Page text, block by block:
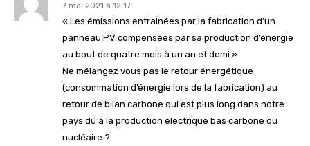
7 mai 2021 à 12:17
« Les émissions entrainées par la fabrication d’un
panneau PV compensées par sa production d’énergie
au bout de quatre mois à un an et demi »
Ne mélangez vous pas le retour énergétique
(consommation d’énergie lors de la fabrication) au
retour de bilan carbone qui est plus long dans notre
pays dû à la production électrique bas carbone du
nucléaire ?